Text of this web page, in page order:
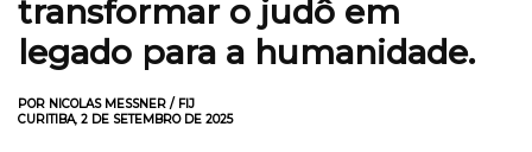
transformar o judô em
legado para a humanidade.
POR NICOLAS MESSNER / FIJ
CURITIBA, 2 DE SETEMBRO DE 2025